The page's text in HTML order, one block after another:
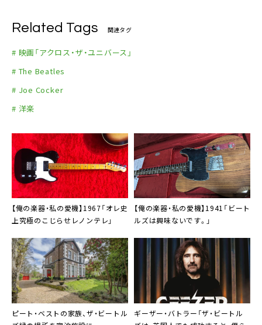
Related Tags 関連タグ
# 映画「アクロス・ザ・ユニバース」
# The Beatles
# Joe Cocker
# 洋楽
【俺の楽器・私の愛機】1967「オレ史
上究極のこじらせレノンテレ」
【俺の楽器・私の愛機】1941「ビート
ルズは興味ないです。」
ピート・ベストの家族、ザ・ビートル
ギーザー・バトラー「ザ・ビートル